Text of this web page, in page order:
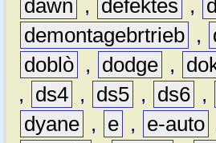
dawn , defektes ,
demontagebrtrieb ,
doblò , dodge ,
,
ds4 , ds5 , ds6 ,
dyane , e , e-auto